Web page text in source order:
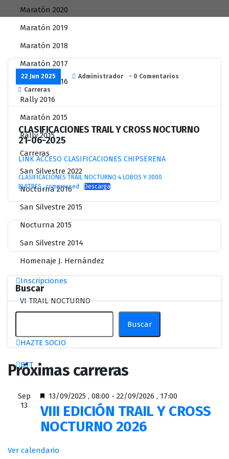
Maratón 2020
Maratón 2019
Maratón 2018
Maratón 2017
Maratón 2016
Rally 2016
Maratón 2015
Rally 2015
Carreras
San Silvestre 2022
Nocturna 2016
San Silvestre 2015
Nocturna 2015
San Silvestre 2014
Homenaje J. Hernández
Inscripciones
VI TRAIL NOCTURNO
HAZTE SOCIO
BTT
22 Jun 2025 Administrador
- 0 Comentarios
Carreras
CLASIFICACIONES TRAIL Y CROSS NOCTURNO
21-06-2025
LINK ACCESO CLASIFICACIONES CHIPSERENA
CLASIFICACIONES TRAIL NOCTURNO 4 LOBOS Y 3000
BUITRES_compressed
Descarga
Buscar
Buscar
Próximas carreras
Sep
13
Destacado
13/09/2025 , 08:00 - 22/09/2026 , 17:00
VIII EDICIÓN TRAIL Y CROSS
NOCTURNO 2026
Ver calendario